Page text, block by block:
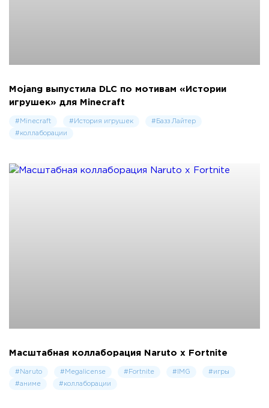
Mojang выпустила DLC по мотивам «Истории
игрушек» для Minecraft
#Minecraft #История игрушек
#Базз Лайтер
#коллаборации
Масштабная коллаборация Naruto х Fortnite
#Naruto #Megalicense #Fortnite #IMG
#игры
#аниме
#коллаборации